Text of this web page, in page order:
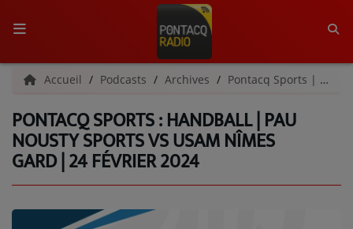
ACCUEIL
RADIO
QUI SOMMES-NOUS ?
L'ÉQUIPE
GRILLE DES PROGRAMMES
Accueil Podcasts Archives Pontacq Sports | Archives
PONTACQ SPORTS : HANDBALL | PAU
NOUSTY SPORTS VS USAM NÎMES
GARD | 24 FÉVRIER 2024